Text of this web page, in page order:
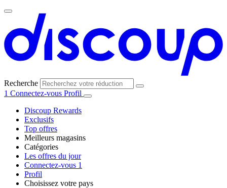
Recherche
1 Connectez-vous Profil
Discoup Rewards
Exclusifs
Top offres
Meilleurs magasins
AliExpress
Catégories
Les offres du jour
Connectez-vous 1
Profil
Choisissez votre pays